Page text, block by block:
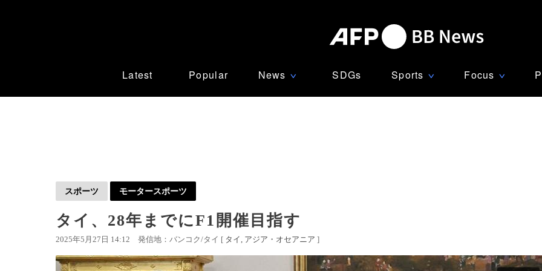
Latest Popular News ∨ SDGs Sports ∨ Focus ∨
スポーツ モータースポーツ
タイ、28年までにF1開催目指す
2025年5月27日 14:12 発信地：バンコク/タイ [ タイ アジア・オセアニア ]